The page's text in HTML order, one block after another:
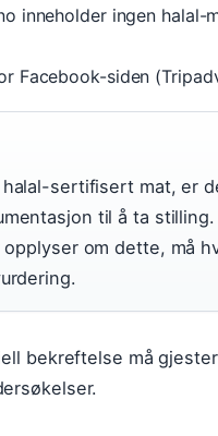
inneholder ingen halal-
Facebook-siden
sertifisert mat, er
til å ta stilling.
om dette, må
bekreftelse må